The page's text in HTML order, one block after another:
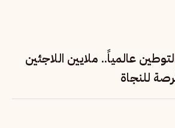
عالمياً.. ملايين اللاجئين
للنجاة